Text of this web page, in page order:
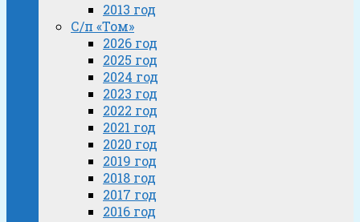
2013 год
С/п «Том»
2026 год
2025 год
2024 год
2023 год
2022 год
2021 год
2020 год
2019 год
2018 год
2017 год
2016 год